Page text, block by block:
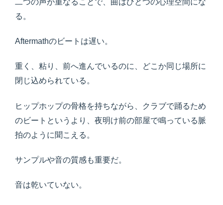
二つの声が重なることで、曲はひとつの心理空間にな
る。
Aftermathのビートは遅い。
重く、粘り、前へ進んでいるのに、どこか同じ場所に
閉じ込められている。
ヒップホップの骨格を持ちながら、クラブで踊るため
のビートというより、夜明け前の部屋で鳴っている脈
拍のように聞こえる。
サンプルや音の質感も重要だ。
音は乾いていない。